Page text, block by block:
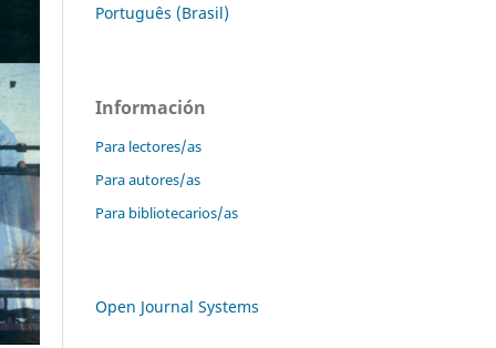
Português (Brasil)
Información
Para lectores/as
Para autores/as
Para bibliotecarios/as
Open Journal Systems